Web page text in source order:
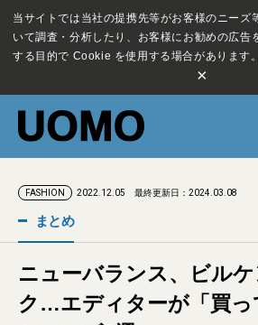
当サイトでは当社の提携先等がお客様のニーズ
いて調査・分析したり、お客様にお勧めの広告
する目的で Cookie を使用する場合があります。
×
FASHION 2022.12.05 最終更新日：2024.03.08
まとめ
ニューバランス、ビル
ク…エディターが「買っ